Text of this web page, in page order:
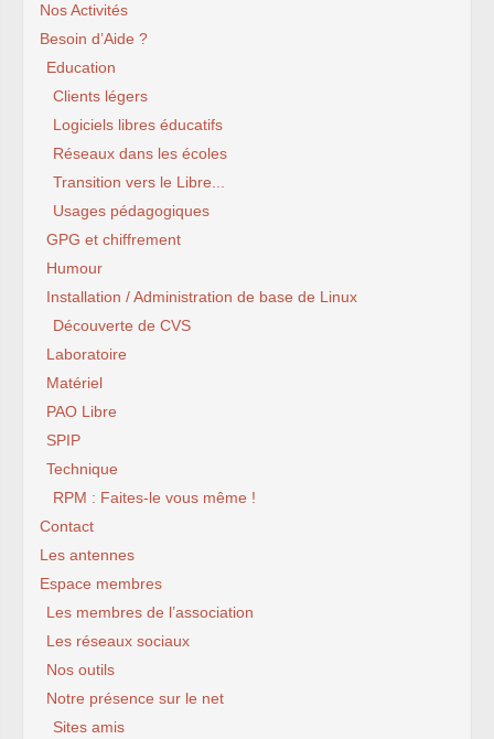
Nos Activités
Besoin d’Aide ?
Education
Clients légers
Logiciels libres éducatifs
Réseaux dans les écoles
Transition vers le Libre...
Usages pédagogiques
GPG et chiffrement
Humour
Installation / Administration de base de Linux
Découverte de CVS
Laboratoire
Matériel
PAO Libre
SPIP
Technique
RPM : Faites-le vous même !
Contact
Les antennes
Espace membres
Les membres de l’association
Les réseaux sociaux
Nos outils
Notre présence sur le net
Sites amis